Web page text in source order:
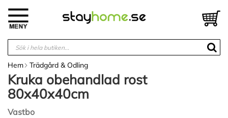
innehållet
Hem Trädgård & Odling
Kruka obehandlad rost
80x40x40cm
Vastbo